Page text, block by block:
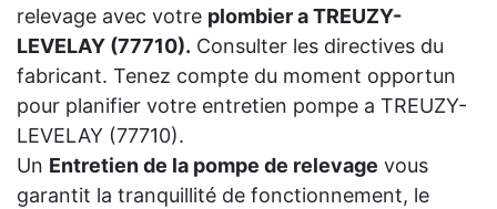
relevage avec votre plombier a TREUZY-
LEVELAY (77710). Consulter les directives du
fabricant. Tenez compte du moment opportun
pour planifier votre entretien pompe a TREUZY-
LEVELAY (77710).
Un Entretien de la pompe de relevage vous
garantit la tranquillité de fonctionnement, le